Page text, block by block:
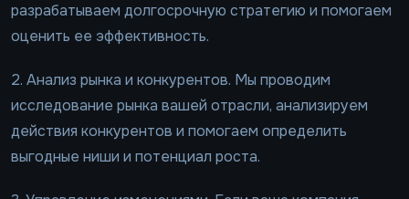
разрабатываем долгосрочную стратегию и помогаем
оценить ее эффективность.
2. Анализ рынка и конкурентов. Мы проводим
исследование рынка вашей отрасли, анализируем
действия конкурентов и помогаем определить
выгодные ниши и потенциал роста.